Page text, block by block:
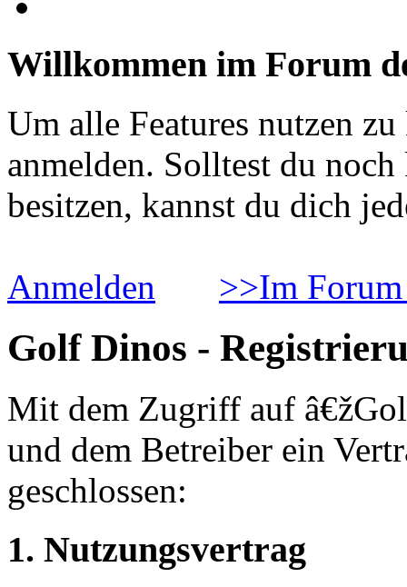
Willkommen im Forum
Um alle Features nutzen
anmelden. Solltest du
besitzen, kannst du dich
Anmelden >>Im
Golf Dinos -
Mit dem Zugriff auf
und dem Betreiber ein
geschlossen:
1. Nutzungsvertrag